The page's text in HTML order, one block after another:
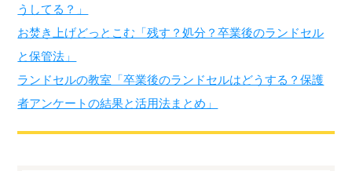
うしてる？」
お焚き上げどっとこむ「残す？処分？卒業後のランドセル
と保管法」
ランドセルの教室「卒業後のランドセルはどうする？保護
者アンケートの結果と活用法まとめ」